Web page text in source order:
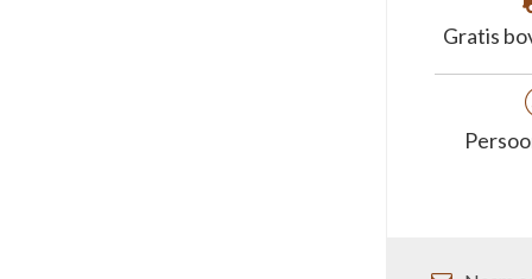
Gratis